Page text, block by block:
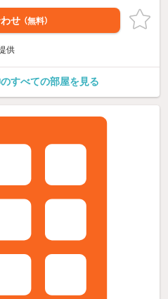
せ （無料）
供
すべての部屋を見る